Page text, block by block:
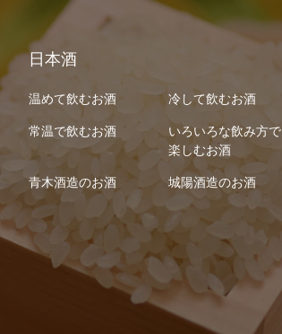
日本酒
温めて飲むお酒 冷して飲むお酒
常温で飲むお酒
いろいろな飲み方で
楽しむお酒
青木酒造のお酒 城陽酒造のお酒